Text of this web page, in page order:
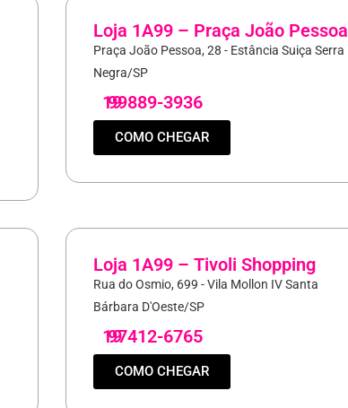
Loja 1A99 – Praça João Pessoa
Praça João Pessoa, 28 - Estância Suiça Serra
Negra/SP
19
99889-3936
COMO CHEGAR
Loja 1A99 – Tivoli Shopping
Rua do Osmio, 699 - Vila Mollon IV Santa
Bárbara D'Oeste/SP
19
97412-6765
COMO CHEGAR